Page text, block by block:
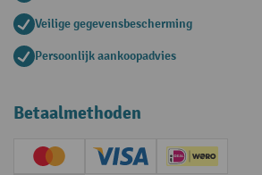
Veilige gegevensbescherming
Persoonlijk aankoopadvies
Betaalmethoden
Creditcard (Master)Creditcard (Visa)iDEAL | Wero